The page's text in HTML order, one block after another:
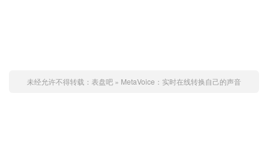
未经允许不得转载： 表盘吧 » MetaVoice：实时在线转换自己的声音